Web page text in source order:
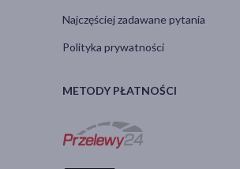
Najczęściej zadawane pytania
Polityka prywatności
METODY PŁATNOŚCI